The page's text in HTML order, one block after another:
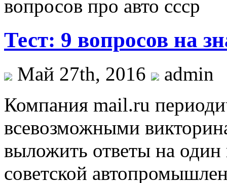
Тест: 9 вопросов на
Май 27th, 2016
admin
Компания mail.ru
всевозможными
выложить ответы на
советской